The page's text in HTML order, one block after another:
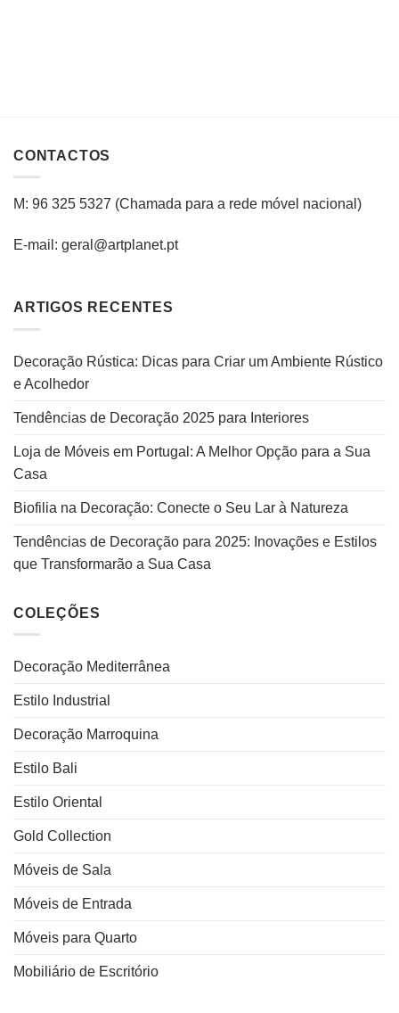
CONTACTOS
M: 96 325 5327 (Chamada para a rede móvel nacional )
E-mail: geral@artplanet.pt
ARTIGOS RECENTES
Decoração Rústica: Dicas para Criar um Ambiente Rústico
e Acolhedor
Tendências de Decoração 2025 para Interiores
Loja de Móveis em Portugal: A Melhor Opção para a Sua
Casa
Biofilia na Decoração: Conecte o Seu Lar à Natureza
Tendências de Decoração para 2025: Inovações e Estilos
que Transformarão a Sua Casa
COLEÇÕES
Decoração Mediterrânea
Estilo Industrial
Decoração Marroquina
Estilo Bali
Estilo Oriental
Gold Collection
Móveis de Sala
Móveis de Entrada
Móveis para Quarto
Mobiliário de Escritório